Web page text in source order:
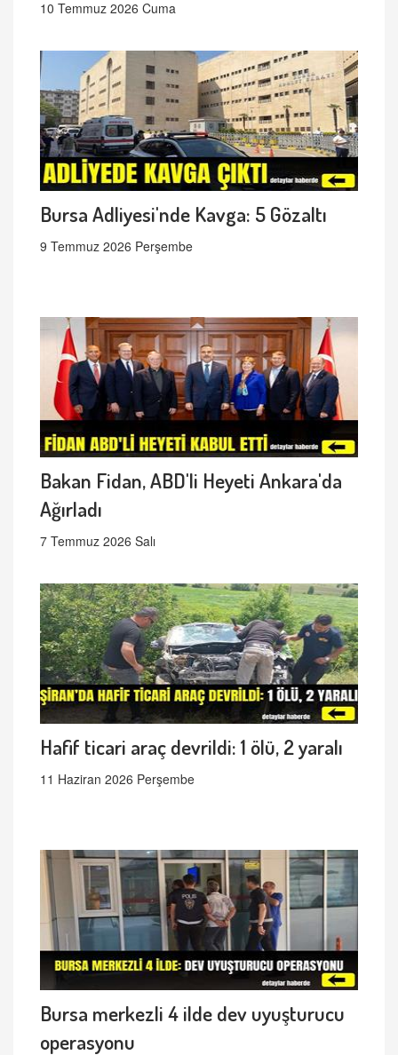
10 Temmuz 2026 Cuma
Bursa Adliyesi'nde Kavga: 5 Gözaltı
9 Temmuz 2026 Perşembe
Bakan Fidan, ABD'li Heyeti Ankara'da
Ağırladı
7 Temmuz 2026 Salı
Hafif ticari araç devrildi: 1 ölü, 2 yaralı
11 Haziran 2026 Perşembe
Bursa merkezli 4 ilde dev uyuşturucu
operasyonu